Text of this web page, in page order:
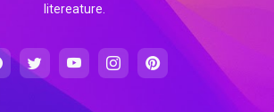
litereature.